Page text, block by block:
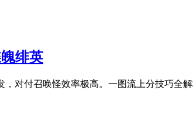
绯英
对付召唤怪效率极高。一图流上分技巧全